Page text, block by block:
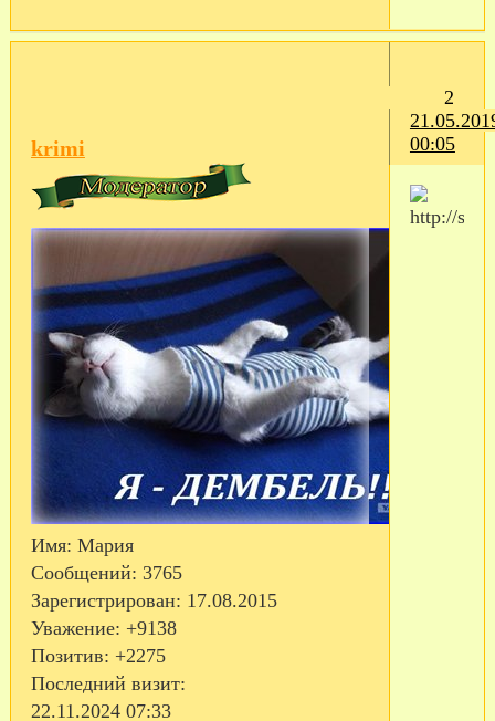
2
00:05
krimi
Имя: Мария
Сообщений: 3765
Зарегистрирован: 17.08.2015
Уважение: +9138
Позитив: +2275
Последний визит:
22.11.2024 07:33